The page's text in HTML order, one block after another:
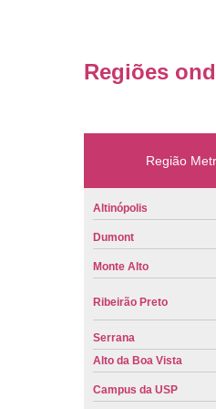
Regiões
Região
Altinópolis
Dumont
Monte Alto
Ribeirão Preto
Serrana
Alto da Boa Vista
Campus da USP